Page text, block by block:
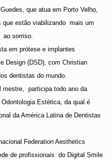
que atua em Porto Velho,
estão viabilizando mais um
ao sorriso.
em prótese e implantes
Design (DSD), com Christian
dentistas do mundo.
mestre,
participa todo ano da
Estética, da qual é
da América Latina de Dentistas
Federation Aesthetics
de profissionais
do Digital Smile